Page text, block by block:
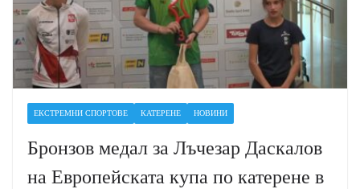
ЕКСТРЕМНИ СПОРТОВЕ КАТЕРЕНЕ НОВИНИ
Бронзов медал за Лъчезар Даскалов
на Европейската купа по катерене в